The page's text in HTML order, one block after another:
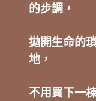
的步調，
拋開生命的
地，
不用買下一